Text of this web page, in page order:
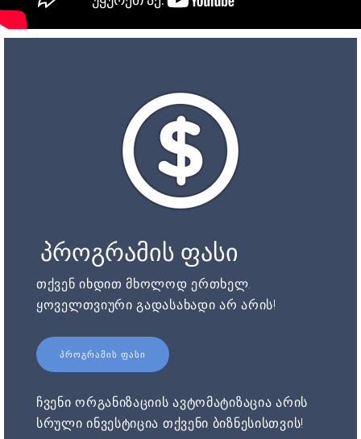
პროგრამის ფასი
თქვენ იხდით მხოლოდ ერთხელ.
ყოველთვიური გადასახადი არ არის!
ᲞᲠᲝᲒᲠᲐᲛᲘᲡ ᲤᲐᲡᲘ
ჩვენი ორგანიზაციის ავტომატიზაცია არის
სრული ინვესტიცია თქვენი ბიზნესისთვის!